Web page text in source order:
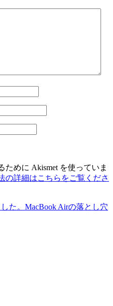
めに Akismet を使っていま
の詳細はこちらをご覧くださ
た。 MacBook Airの落とし穴